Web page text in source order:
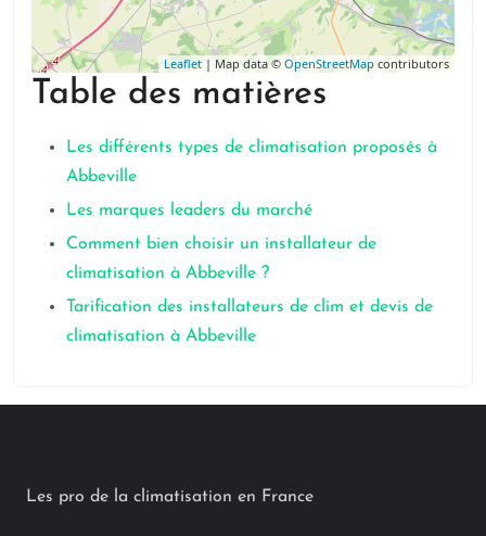
Leaflet| Map data © OpenStreetMap contributors
Table des matières
Les différents types de climatisation proposés à
Abbeville
Les marques leaders du marché
Comment bien choisir un installateur de
climatisation à Abbeville ?
Tarification des installateurs de clim et devis de
climatisation à Abbeville
Les pro de la climatisation en France